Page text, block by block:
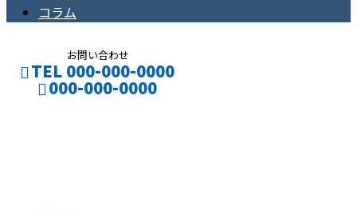
コラム
お問い合わせ
TEL 000-000-0000
000-000-0000